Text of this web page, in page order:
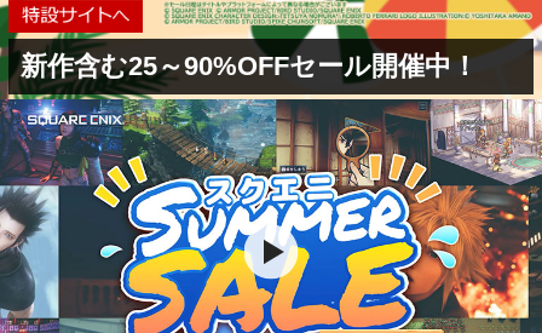
新作含む25～90%OFFセール開催中！